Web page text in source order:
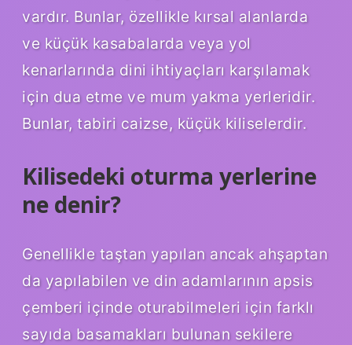
vardır. Bunlar, özellikle kırsal alanlarda
ve küçük kasabalarda veya yol
kenarlarında dini ihtiyaçları karşılamak
için dua etme ve mum yakma yerleridir.
Bunlar, tabiri caizse, küçük kiliselerdir.
Kilisedeki oturma yerlerine
ne denir?
Genellikle taştan yapılan ancak ahşaptan
da yapılabilen ve din adamlarının apsis
çemberi içinde oturabilmeleri için farklı
sayıda basamakları bulunan sekilere